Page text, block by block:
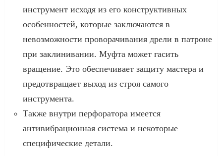
инструмент исходя из его конструктивных
особенностей, которые заключаются в
невозможности проворачивания дрели в патроне
при заклинивании. Муфта может гасить
вращение. Это обеспечивает защиту мастера и
предотвращает выход из строя самого
инструмента.
Также внутри перфоратора имеется
антивибрационная система и некоторые
специфические детали.